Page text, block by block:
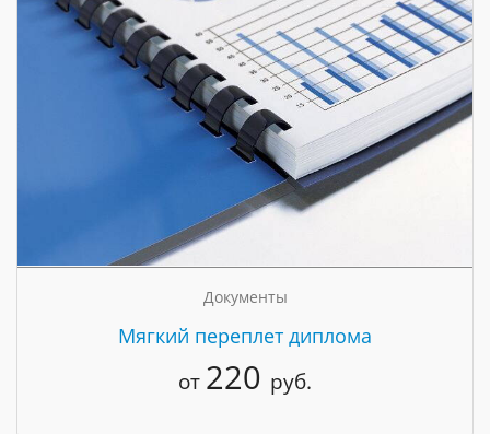
Документы
Мягкий переплет диплома
от 220 руб.